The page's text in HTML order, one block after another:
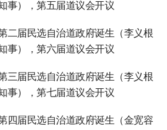
事），第五届道议会开议
二届民选自治道政府诞生（李义根
事），第六届道议会开议
三届民选自治道政府诞生（李义根
事），第七届道议会开议
四届民选自治道政府诞生（金宽容